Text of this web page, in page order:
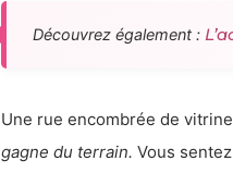
Découvrez également :
Une rue encombrée de
gagne du terrain. Vous